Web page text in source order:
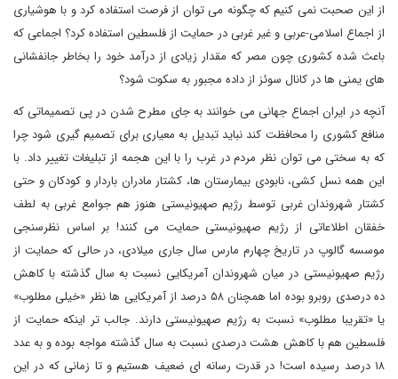
از این صحبت نمی کنیم که چگونه می توان از فرصت استفاده کرد و با هوشیاری
از اجماع اسلامی-عربی و غیر غربی در حمایت از فلسطین استفاده کرد؟ اجماعی که
باعث شده کشوری چون مصر که مقدار زیادی از درآمد خود را بخاطر جانفشانی
های یمنی ها در کانال سوئز از داده مجبور به سکوت شود؟
آنچه در ایران اجماع جهانی می خوانند به جای مطرح شدن در پی تصمیماتی که
منافع کشوری را محافظت کند نباید تبدیل به معیاری برای تصمیم گیری شود چرا
که به سختی می توان نظر مردم در غرب را با این هجمه از تبلیغات تغییر داد. با
این همه نسل کشی، نابودی بیمارستان ها، کشتار مادران باردار و کودکان و حتی
کشتار شهروندان غربی توسط رژیم صهیونیستی هنوز هم جوامع غربی به لطف
خفقان اطلاعاتی از رژیم صهیونیستی حمایت می کنند! بر اساس نظرسنجی
موسسه گالوپ در تاریخ چهارم مارس سال جاری میلادی، در حالی که حمایت از
رژیم صهیونیستی در میان شهروندان آمریکایی نسبت به سال گذشته با کاهش
ده درصدی روبرو بوده اما همچنان ۵۸ درصد از آمریکایی ها نظر «خیلی مطلوب»
یا «تقریبا مطلوب» نسبت به رژیم صهیونیستی دارند. جالب تر اینکه حمایت از
فلسطین هم با کاهش هشت درصدی نسبت به سال گذشته مواجه بوده و به عدد
۱۸ درصد رسیده است! در قدرت رسانه ای ضعیف هستیم و تا زمانی که در این